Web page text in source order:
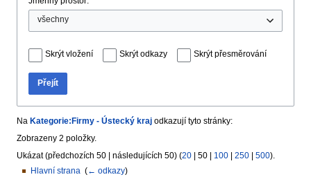
všechny
Skrýt vložení Skrýt odkazy Skrýt přesměrování
Přejít
Na Kategorie:Firmy - Ústecký kraj odkazují tyto stránky:
Zobrazeny 2 položky.
Ukázat (předchozích 50 | následujících 50) (20 | 50 | 100 | 250 | 500).
Hlavní strana‎ (← odkazy)